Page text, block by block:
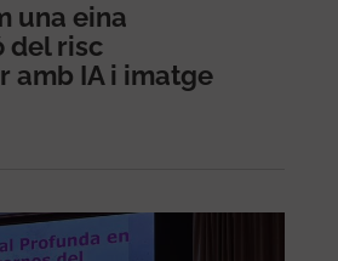
una eina
del risc
amb IA i imatge